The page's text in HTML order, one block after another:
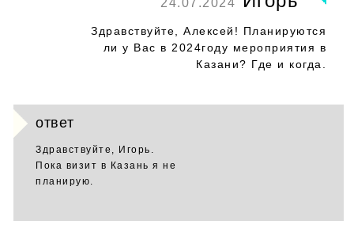
24.07.2024
Здравствуйте, Алексей! Планируются
ли у Вас в 2024году мероприятия в
Казани? Где и когда.
ответ
Здравствуйте, Игорь.
Пока визит в Казань я не
планирую.